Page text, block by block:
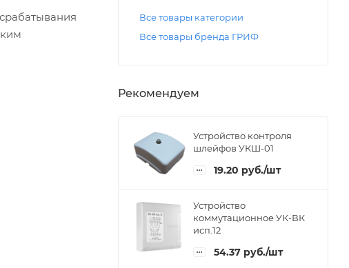
Все товары категории
Все товары бренда ГРИФ
Рекомендуем
Устройство контроля
шлейфов УКШ-01
19.20 руб./шт
Устройство
коммутационное УК-ВК
исп.12
54.37 руб./шт